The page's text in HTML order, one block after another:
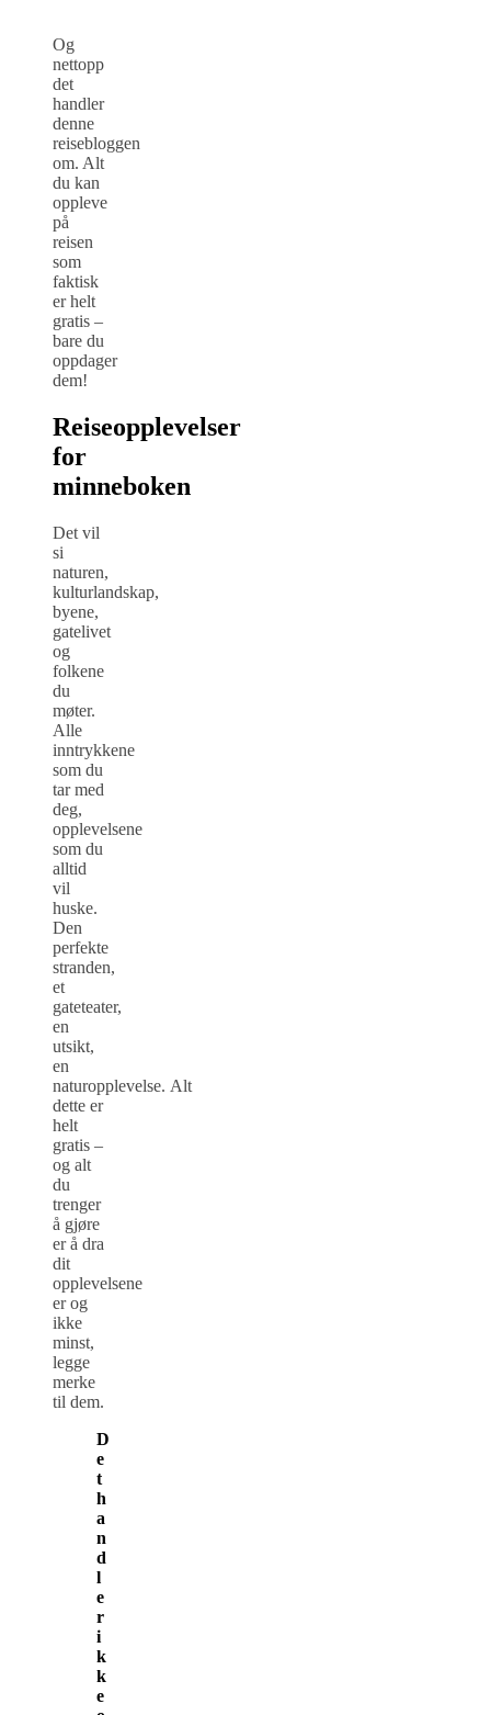
Og
nettopp
det
handler
denne
reisebloggen
om. Alt
du kan
oppleve
på
reisen
som
faktisk
er helt
gratis –
bare du
oppdager
dem!
Reiseopplevelser
for
minneboken
Det vil
si
naturen,
kulturlandskap,
byene,
gatelivet
og
folkene
du
møter.
Alle
inntrykkene
som du
tar med
deg,
opplevelsene
som du
alltid
vil
huske.
Den
perfekte
stranden,
et
gateteater,
en
utsikt,
en
naturopplevelse. Alt
dette er
helt
gratis –
og alt
du
trenger
å gjøre
er å dra
dit
opplevelsene
er og
ikke
minst,
legge
merke
til dem.
D
e
t
h
a
n
d
l
e
r
i
k
k
e